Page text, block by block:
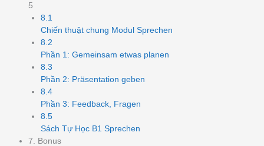
5
8.1
Chiến thuật chung Modul Sprechen
8.2
Phần 1: Gemeinsam etwas planen
8.3
Phần 2: Präsentation geben
8.4
Phần 3: Feedback, Fragen
8.5
Sách Tự Học B1 Sprechen
7. Bonus